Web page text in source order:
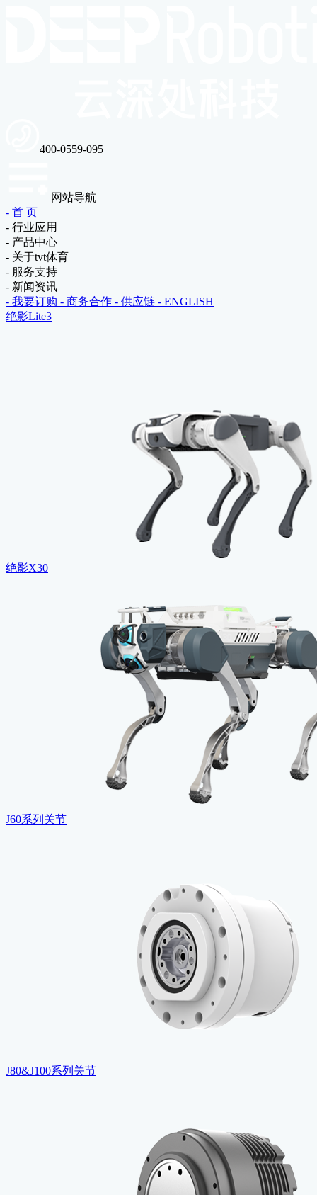
400-0559-095
网站导航
- 首 页
- 行业应用
- 产品中心
- 关于tvt体育
- 服务支持
- 新闻资讯
- 我要订购 - 商务合作 - 供应链 - ENGLISH
绝影Lite3
绝影X30
J60系列关节
J80&J100系列关节